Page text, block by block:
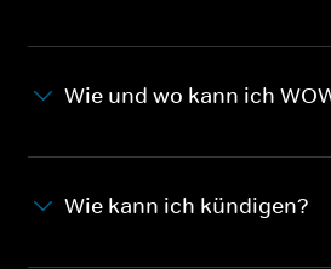
Wie und wo kann ich
Wie kann ich kündigen?